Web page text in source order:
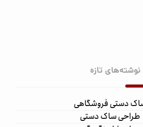
نوشته‌های تازه
دستی فروشگاهی
طراحی ساک دستی